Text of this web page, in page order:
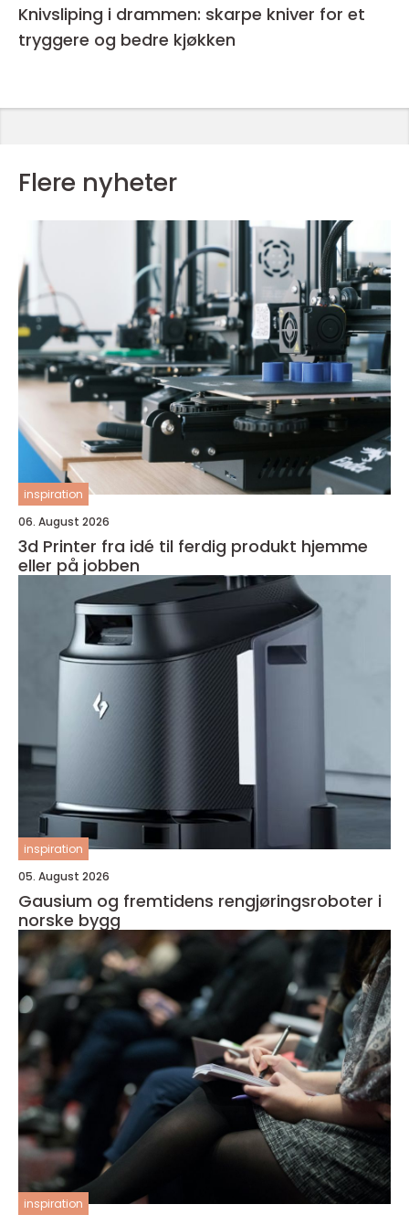
Knivsliping i drammen: skarpe kniver for et
tryggere og bedre kjøkken
Flere nyheter
inspiration
06. August 2026
3d Printer fra idé til ferdig produkt hjemme
eller på jobben
inspiration
05. August 2026
Gausium og fremtidens rengjøringsroboter i
norske bygg
inspiration